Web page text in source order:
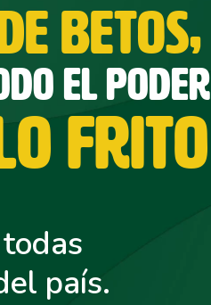
BETOS,
EL PODER
FRITO
país.